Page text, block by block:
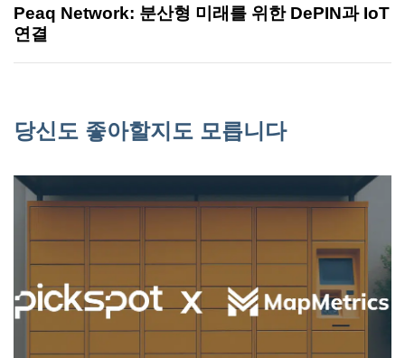
Peaq Network: 분산형 미래를 위한 DePIN과 IoT
연결
당신도 좋아할지도 모릅니다